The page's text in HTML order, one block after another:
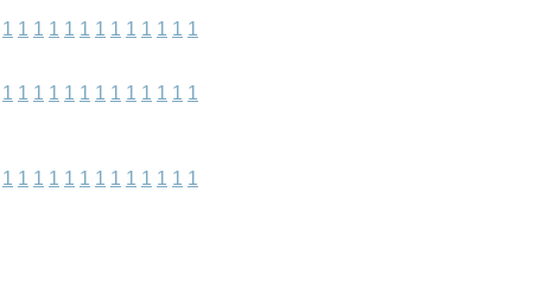
1 1 1 1 1 1 1 1 1 1 1 1 1
1 1 1 1 1 1 1 1 1 1 1 1 1
1 1 1 1 1 1 1 1 1 1 1 1 1